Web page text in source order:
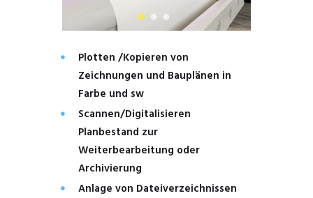
Plotten /Kopieren von
Zeichnungen und Bauplänen in
Farbe und sw
Scannen/Digitalisieren
Planbestand zur
Weiterbearbeitung oder
Archivierung
Anlage von Dateiverzeichnissen